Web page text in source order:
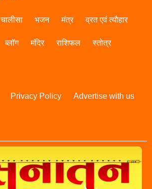
चालीसा भजन मंत्र व्रत एवं त्यौहार
ब्लॉग मंदिर राशिफल स्तोत्र
Privacy Policy Advertise with us